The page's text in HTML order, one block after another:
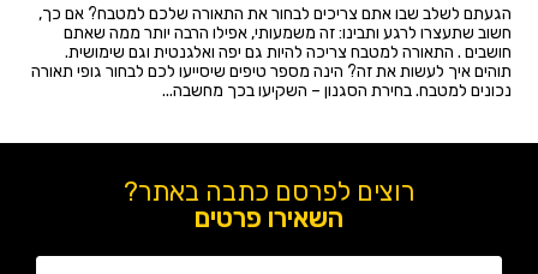
הגעתם לשלב שבו אתם צריכים לבחור את התאורה שלכם למטבח? אם כך,
חשוב שתעצרו לרגע ותבינו: זה משמעותי, אפילו הרבה יותר ממה שאתם
חושבים . התאורה למטבח צריכה להיות גם יפה ואלגנטית וגם שימושית.
תוהים איך לעשות את זה? הינה מספר טיפים שיסייעו לכם לבחור גופי תאורה
נכונים למטבח. בחירת הסגנון – השקיעו בכך מחשבה...
רוצים לפרסם כתבה באתר?
השאירו פרטים